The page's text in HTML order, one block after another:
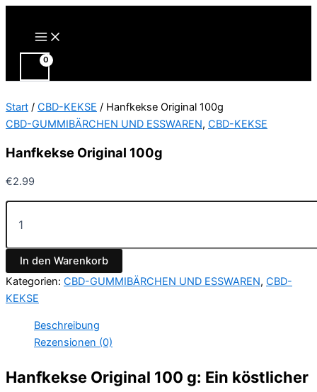
Main
Menu
Start / CBD-KEKSE / Hanfkekse Original 100g
CBD-GUMMIBÄRCHEN UND ESSWAREN, CBD-KEKSE
Hanfkekse Original 100g
€2.99
Hanfkekse
Original
Menge
In den Warenkorb
Kategorien: CBD-GUMMIBÄRCHEN UND ESSWAREN, CBD-
KEKSE
Beschreibung
Rezensionen (0)
Hanfkekse Original 100 g: Ein köstlicher